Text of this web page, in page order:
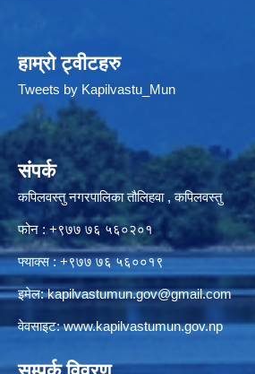
हाम्रो ट्वीटहरु
Tweets by Kapilvastu_Mun
संपर्क
कपिलवस्तु नगरपालिका तौलिहवा , कपिलवस्तु
फोन : +९७७ ७६ ५६०२०१
फ्याक्स : +९७७ ७६ ५६००१९
इमेल:kapilvastumun.gov@gmail.com
वेवसाइट:www.kapilvastumun.gov.np